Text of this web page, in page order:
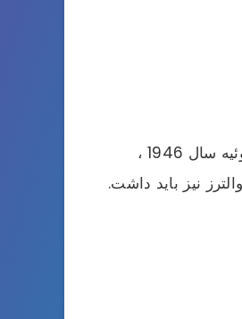
چه باور کنید یا نه، وضعیت خانواده بیلی والترز، متأسفانه خوب نبود. مادرش الكلی و پدر او قمارباز بود. بنابراین پس از تولد او در 15 ژوئیه سال 1946 ،
نیز باید داشت.